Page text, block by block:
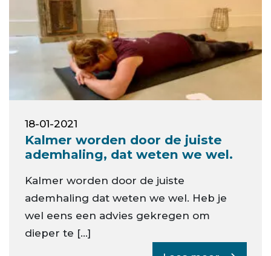
18-01-2021
Kalmer worden door de juiste
ademhaling, dat weten we wel.
Kalmer worden door de juiste
ademhaling dat weten we wel. Heb je
wel eens een advies gekregen om
dieper te […]